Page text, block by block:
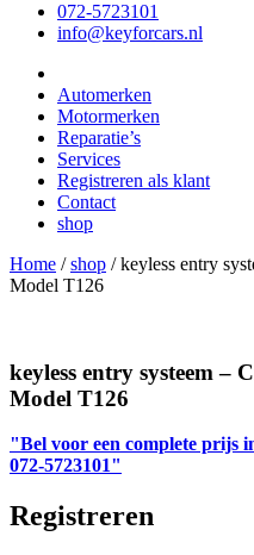
072-5723101
info@keyforcars.nl
Automerken
Motormerken
Reparatie’s
Services
Registreren als klant
Contact
shop
Home /shop /keyless entry
Model T126
keyless entry systeem –
Model T126
"Bel voor een complete prijs
072-5723101"
Registreren